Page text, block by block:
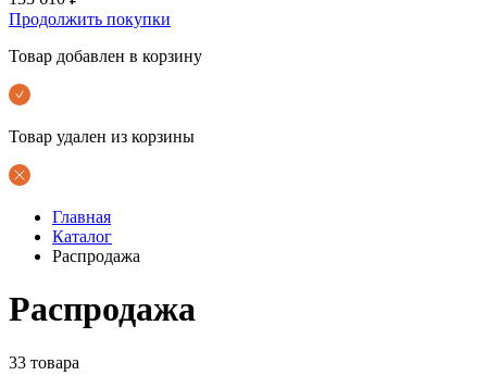
Продолжить покупки
Товар добавлен в корзину
Товар удален из корзины
Главная
Каталог
Распродажа
Распродажа
33 товара